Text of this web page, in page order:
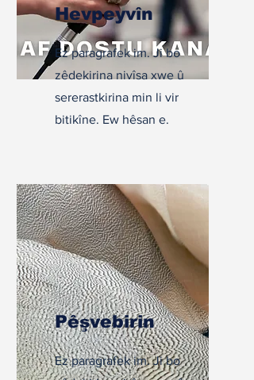
Hevpeyvîn
Ez paragrafek im. Ji bo
zêdekirina nivîsa xwe û
sererastkirina min li vir
bitikîne. Ew hêsan e.
Pêşvebirin
Ez paragrafek im. Ji bo